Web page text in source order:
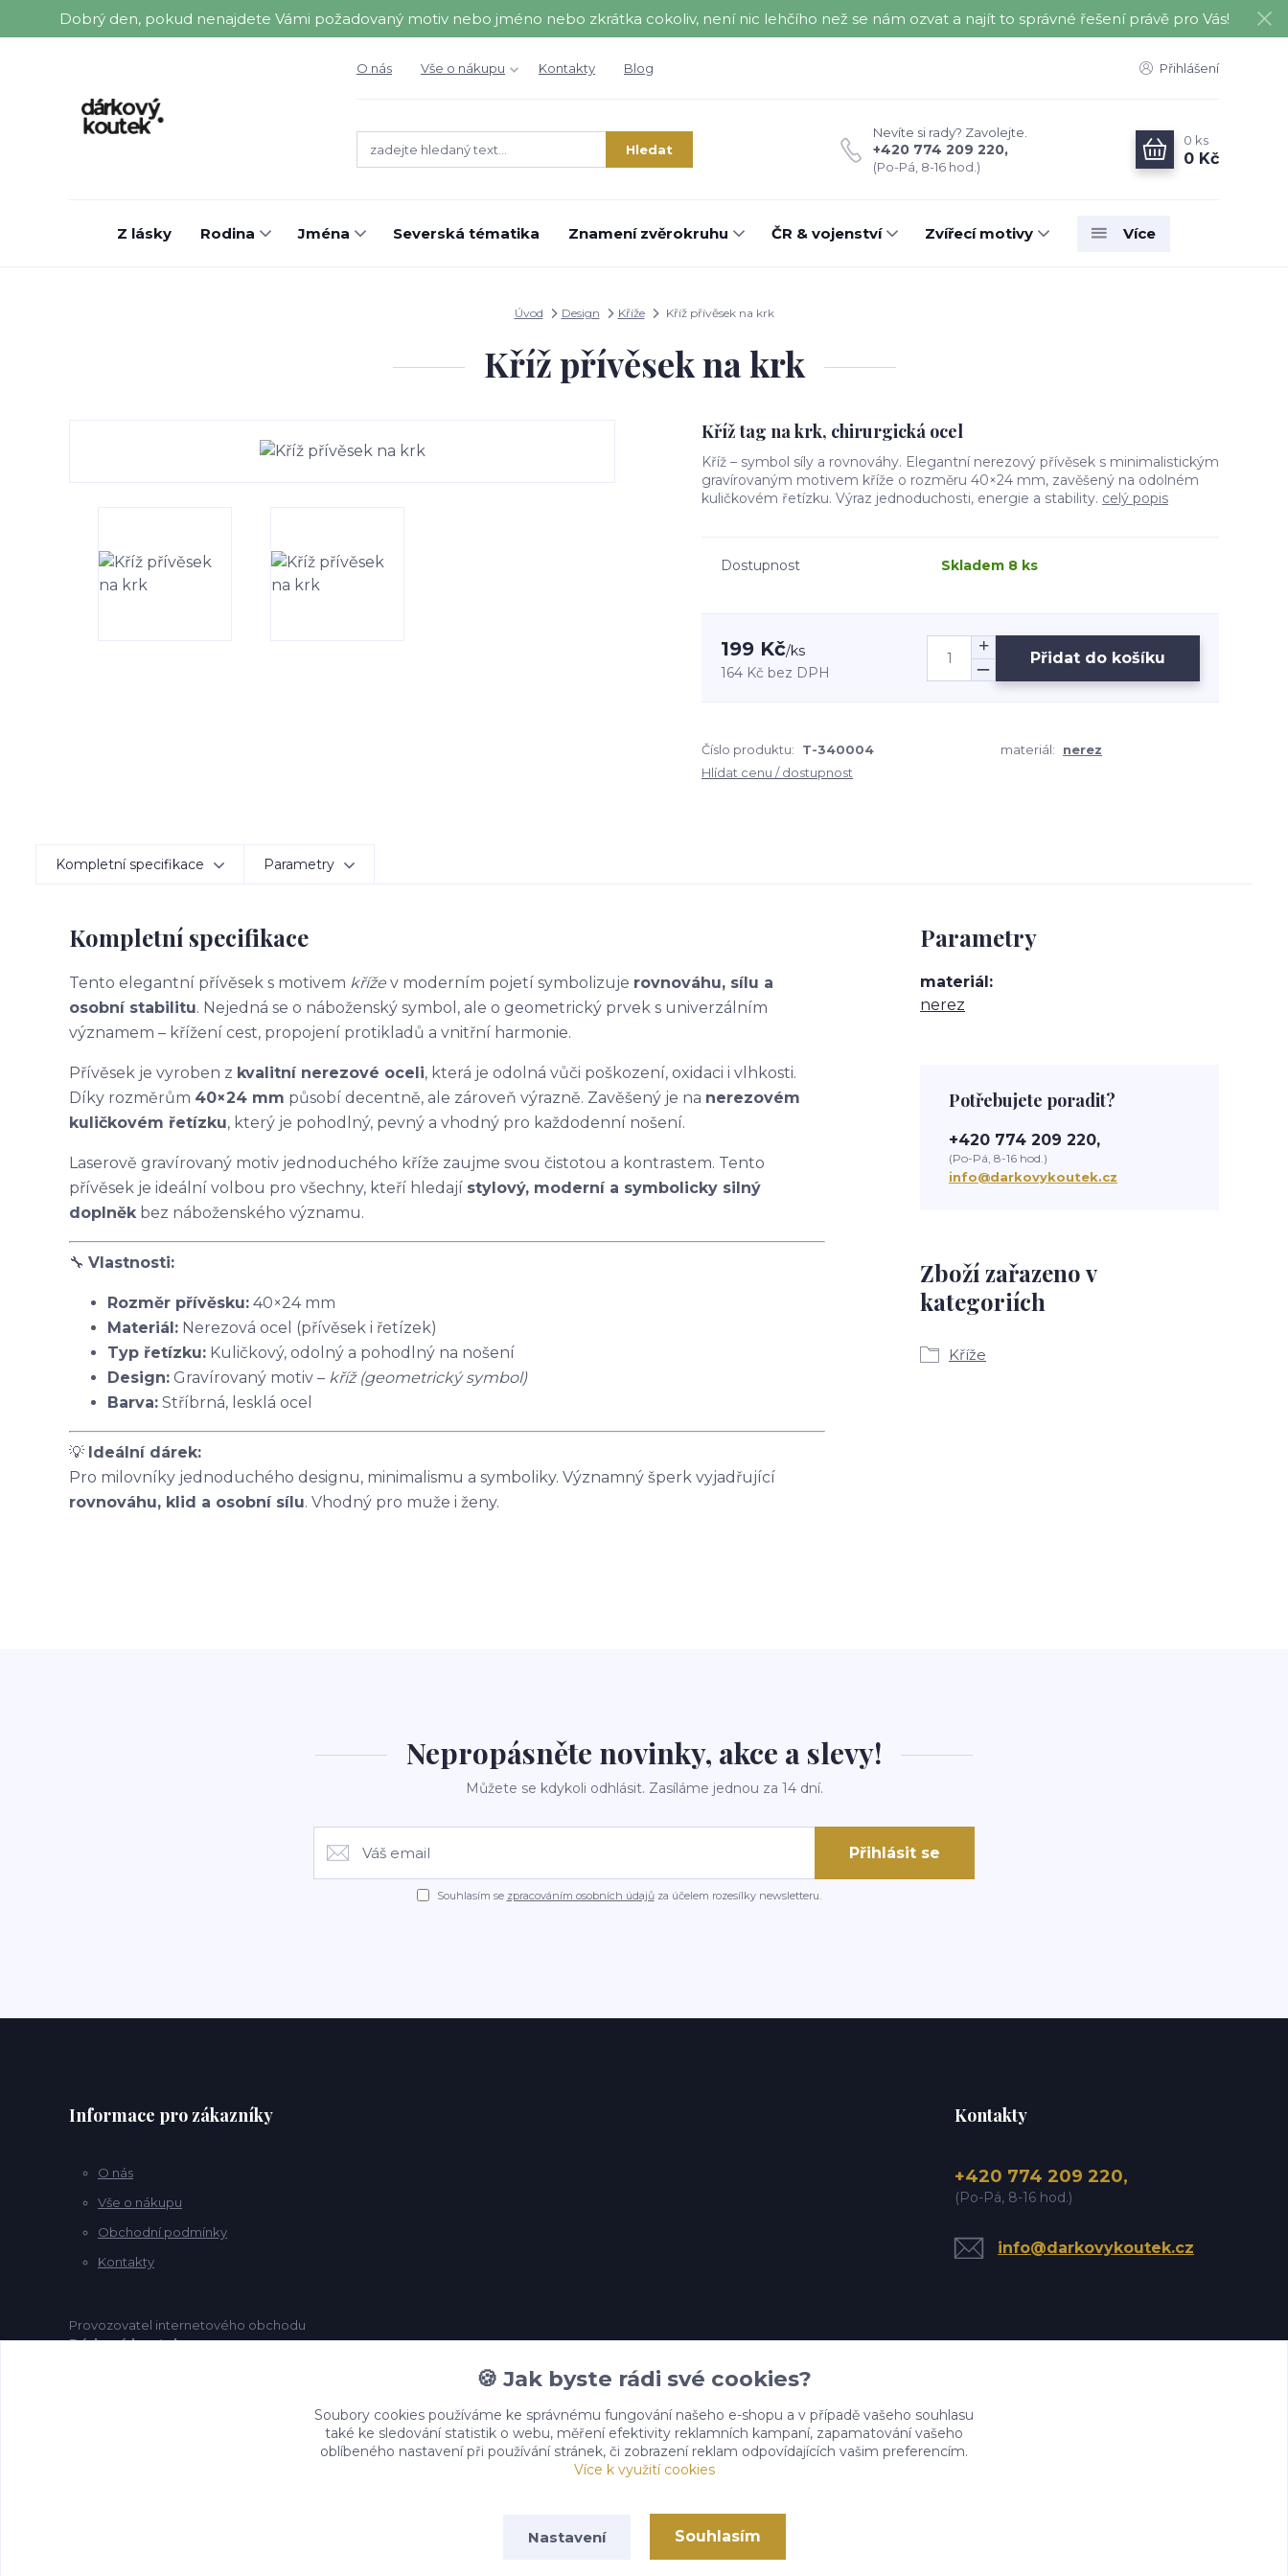
Dobrý den, pokud nenajdete Vámi požadovaný motiv nebo jméno nebo zkrátka cokoliv, není nic lehčího než se nám ozvat a najít to správné řešení právě pro Vás!
O nás Vše o nákupu Kontakty Blog Přihlášení
Hledat
Nevíte si rady? Zavolejte.
+420 774 209 220,
(Po-Pá, 8-16 hod.)
0 ks
0 Kč
Z lásky Rodina Jména Severská tématika Znamení zvěrokruhu ČR & vojenství Zvířecí motivy Více
Úvod Design Kříže Kříž přívěsek na krk
Kříž přívěsek na krk
Kříž tag na krk, chirurgická ocel
Kříž – symbol síly a rovnováhy. Elegantní nerezový přívěsek s minimalistickým
gravírovaným motivem kříže o rozměru 40×24 mm, zavěšený na odolném
kuličkovém řetízku. Výraz jednoduchosti, energie a stability. celý popis
Dostupnost Skladem 8 ks
199 Kč/ks
164 Kč bez DPH
Přidat do košíku
Číslo produktu: T-340004 materiál:
nerez
Hlídat cenu / dostupnost
Kompletní specifikace Parametry
Kompletní specifikace
Tento elegantní přívěsek s motivem kříže v moderním pojetí symbolizuje rovnováhu, sílu a
osobní stabilitu. Nejedná se o náboženský symbol, ale o geometrický prvek s univerzálním
významem – křížení cest, propojení protikladů a vnitřní harmonie.
Přívěsek je vyroben z kvalitní nerezové oceli, která je odolná vůči poškození, oxidaci i vlhkosti.
Díky rozměrům 40×24 mm působí decentně, ale zároveň výrazně. Zavěšený je na nerezovém
kuličkovém řetízku, který je pohodlný, pevný a vhodný pro každodenní nošení.
Laserově gravírovaný motiv jednoduchého kříže zaujme svou čistotou a kontrastem. Tento
přívěsek je ideální volbou pro všechny, kteří hledají stylový, moderní a symbolicky silný
doplněkbez náboženského významu.
🔧 Vlastnosti:
Rozměr přívěsku: 40×24 mm
Materiál: Nerezová ocel (přívěsek i řetízek)
Typ řetízku: Kuličkový, odolný a pohodlný na nošení
Design: Gravírovaný motiv – kříž (geometrický symbol)
Barva: Stříbrná, lesklá ocel
💡 Ideální dárek:
Pro milovníky jednoduchého designu, minimalismu a symboliky. Významný šperk vyjadřující
rovnováhu, klid a osobní sílu. Vhodný pro muže i ženy.
Parametry
materiál
nerez
Zboží zařazeno v
kategoriích
Kříže
Potřebujete poradit?
+420 774 209 220,
(Po-Pá, 8-16 hod.)
info@darkovykoutek.cz
Nepropásněte novinky, akce a slevy!
Můžete se kdykoli odhlásit. Zasíláme jednou za 14 dní.
Přihlásit se
Souhlasím se zpracováním osobních údajůza účelem rozesílky newsletteru.
Informace pro zákazníky
O nás
Vše o nákupu
Obchodní podmínky
Kontakty
Provozovatel internetového obchodu
Dárkový koutek.cz
Kontakty
+420 774 209 220,
(Po-Pá, 8-16 hod.)
info@darkovykoutek.cz
🍪 Jak byste rádi své cookies?
Soubory cookies používáme ke správnému fungování našeho e-shopu a v případě vašeho souhlasu
také ke sledování statistik o webu, měření efektivity reklamních kampaní, zapamatování vašeho
oblíbeného nastavení při používání stránek, či zobrazení reklam odpovídajících vašim preferencím.
Více k využití cookies
Nastavení Souhlasím